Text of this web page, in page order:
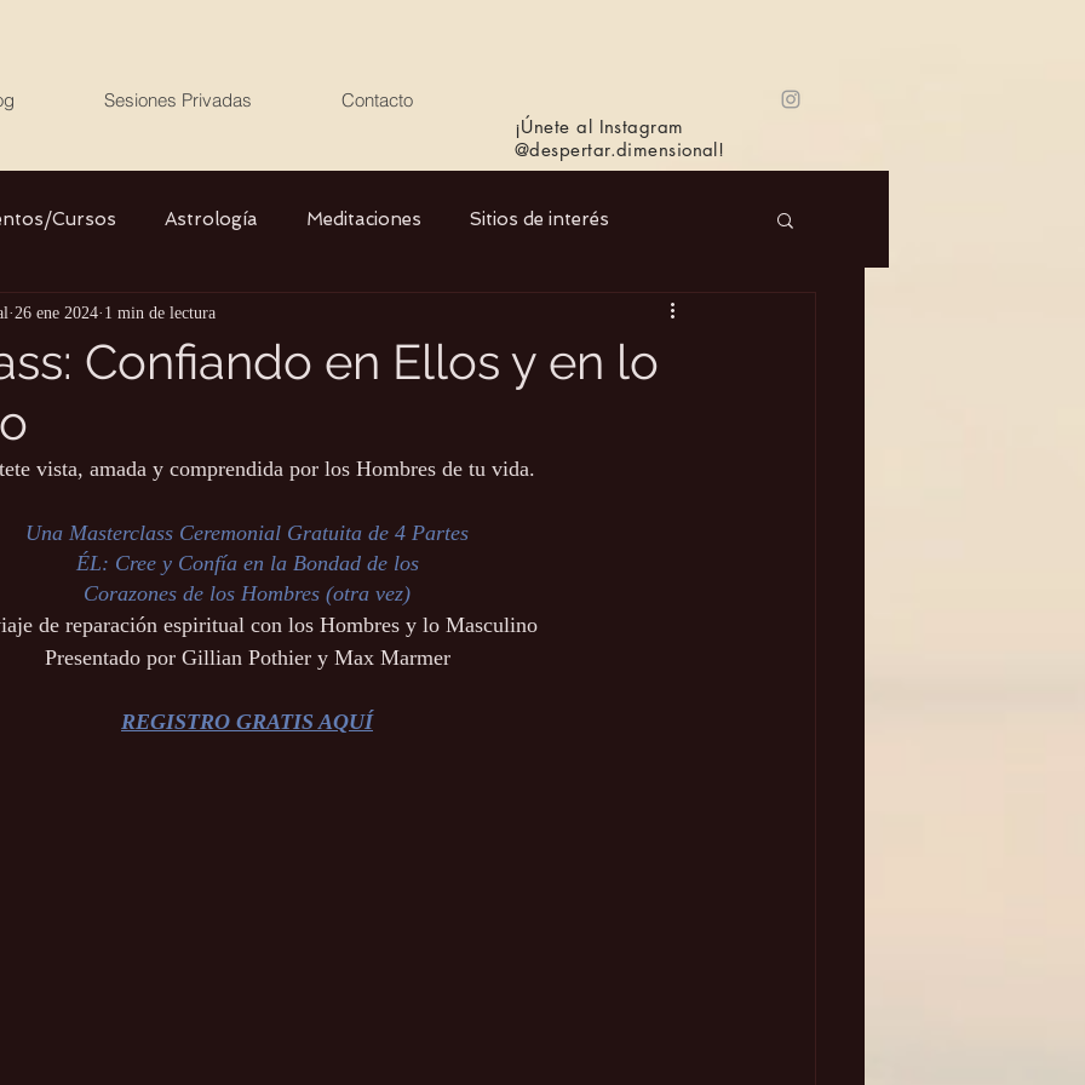
Sesiones Privadas
Contacto
¡Únete al Instagram
@despertar.dimensional!
Cursos Astrología Meditaciones Sitios de interés
Libros Cristales Música
Agua
Confiando en Ellos y en lo
26 ene 2024 1 min de lectura
vista, amada y comprendida por los Hombres de tu vida.
Una Masterclass Ceremonial Gratuita de 4 Partes
ÉL: Cree y Confía en la Bondad de los
Corazones de los Hombres (otra vez)
de reparación espiritual con los Hombres y lo Masculino
Presentado por Gillian Pothier y Max Marmer
REGISTRO GRATIS AQUÍ